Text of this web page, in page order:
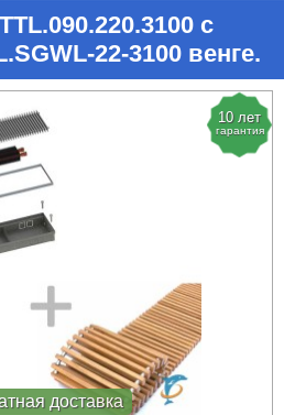
с
22-3100 венге.
10 лет
гарантия
доставка